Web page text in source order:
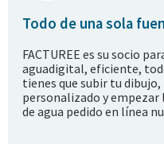
Todo de una sola
FACTUREE es su socio
aguadigital, eficiente,
tienes que subir tu
personalizado y empezar
de agua pedido en línea